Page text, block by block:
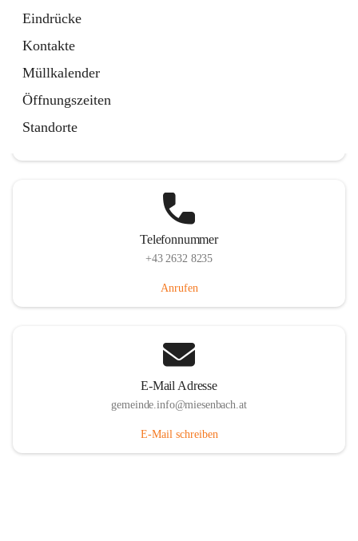
Eindrücke
Kontakte
Müllkalender
Öffnungszeiten
Standorte
Telefonnummer
+43 2632 8235
Anrufen
E-Mail Adresse
gemeinde.info@miesenbach.at
E-Mail schreiben